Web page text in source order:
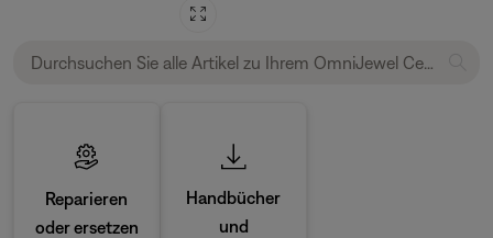
Reparieren
oder ersetzen
Handbücher
und